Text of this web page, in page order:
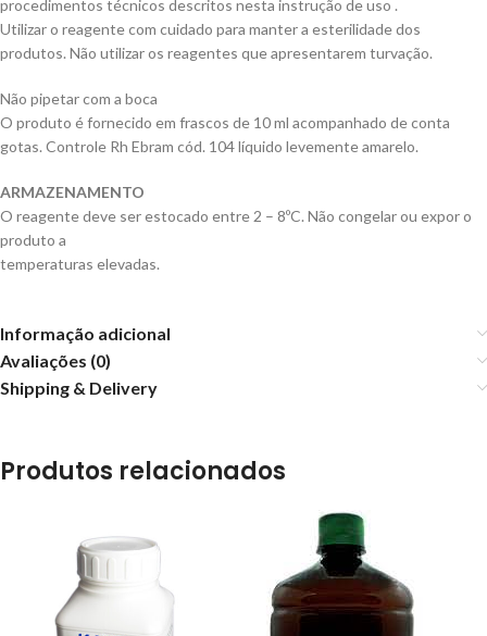
procedimentos técnicos descritos nesta instrução de uso .
Utilizar o reagente com cuidado para manter a esterilidade dos
produtos. Não utilizar os reagentes que apresentarem turvação.
Não pipetar com a boca
O produto é fornecido em frascos de 10 ml acompanhado de conta
gotas. Controle Rh Ebram cód. 104 líquido levemente amarelo.
ARMAZENAMENTO
O reagente deve ser estocado entre 2 – 8ºC. Não congelar ou expor o
produto a
temperaturas elevadas.
Informação adicional
Avaliações (0)
Shipping & Delivery
Produtos relacionados